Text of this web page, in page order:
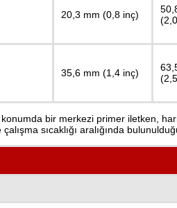
20,3 mm (0,8 inç)
35,6 mm (1,4 inç)
bir merkezi primer iletken,
sıcaklığı aralığında